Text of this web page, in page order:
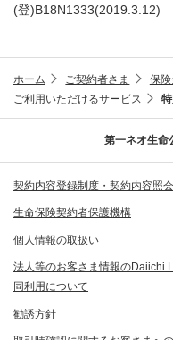
(登)B18N1333(2019.3.12)
ホーム ご契約者さま
保
ご利用いただけるサービス
第一ネオ生命
契約内容登録制度・契約内容照
生命保険契約者保護機構
個人情報の取扱い
法人等のお客さま情報のDaiichi
同利用について
勧誘方針